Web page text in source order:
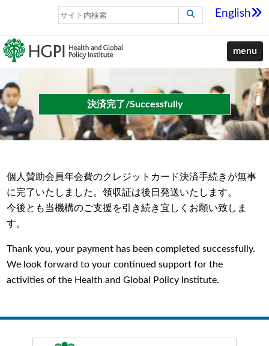
English
menu
決済完了/Successfully
個人賛助会員年会費のクレジットカード決済手続きが無事
に完了いたしました。領収証は後日発送いたします。
今後とも当機構のご支援を引き続き宜しくお願い致しま
す。
Thank you, your payment has been completed successfully.
We look forward to your continued support for the
activities of the Health and Global Policy Institute.